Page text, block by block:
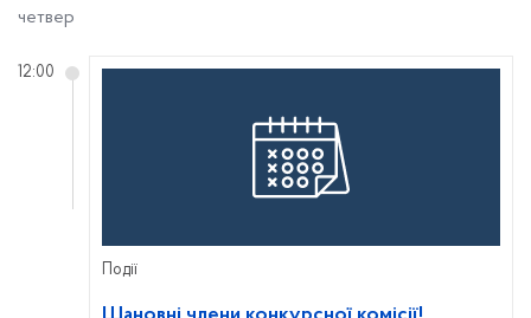
четвер
Події
12:00